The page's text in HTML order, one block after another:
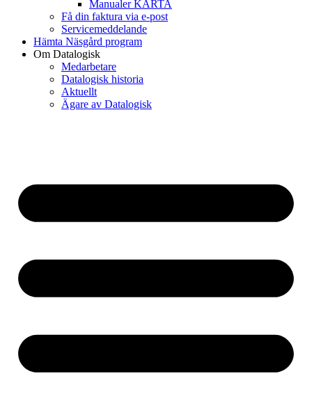
Manualer KARTA
Få din faktura via e-post
Servicemeddelande
Hämta Näsgård program
Om Datalogisk
Medarbetare
Datalogisk historia
Aktuellt
Ägare av Datalogisk